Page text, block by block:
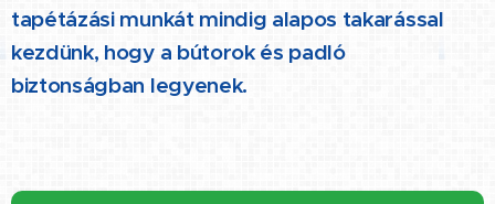
tapétázási munkát mindig alapos takarással
kezdünk, hogy a bútorok és padló
biztonságban legyenek.